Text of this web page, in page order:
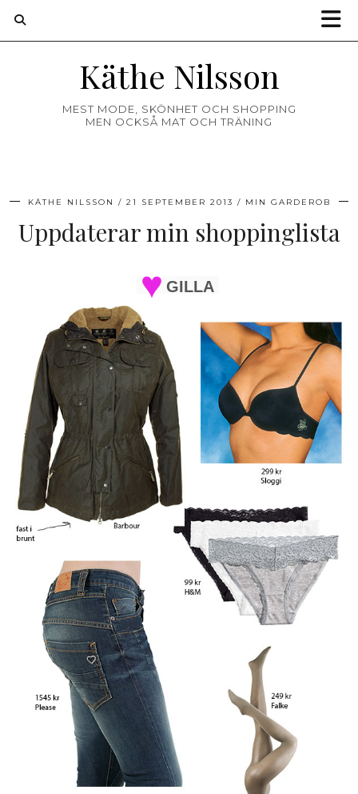
Käthe Nilsson
MEST MODE, SKÖNHET OCH SHOPPING
MEN OCKSÅ MAT OCH TRÄNING
KÄTHE NILSSON 21 SEPTEMBER 2013 MIN GARDEROB
Uppdaterar min shoppinglista
GILLA